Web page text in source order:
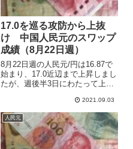
17.0を巡る攻防から上抜
け 中国人民元のスワップ
成績（8月22日週）
8月22日週の人民元/円は16.87で
始まり、17.0近辺まで上昇しまし
たが、週後半3日にわたって上値
なりました。翌29日週に入ると
上値の抵抗線を抜いて17.09まで
上昇していて、6月からの下落ト
レンドから...
2021.09.03
人民元